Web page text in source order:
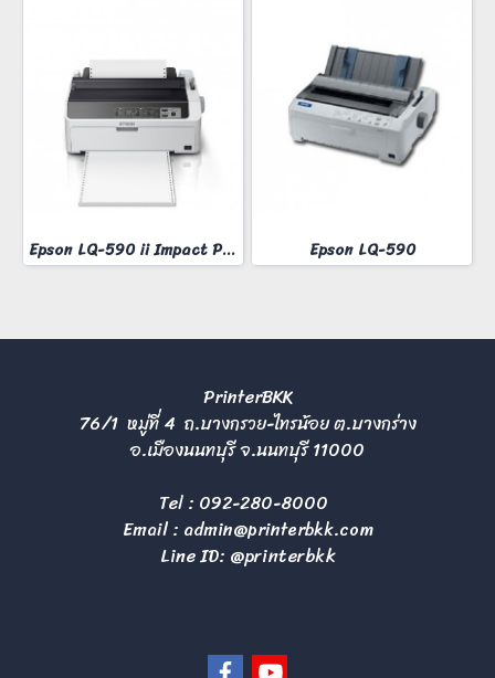
Epson LQ-590 ii Impact Printer Epson LQ-590
PrinterBKK
76/1 หมู่ที่ 4 ถ.บางกรวย-ไทรน้อย ต.บางกร่าง
อ.เมืองนนทบุรี จ.นนทบุรี 11000
Tel : 092-280-8000
Email : admin@printerbkk.com
Line ID: @printerbkk